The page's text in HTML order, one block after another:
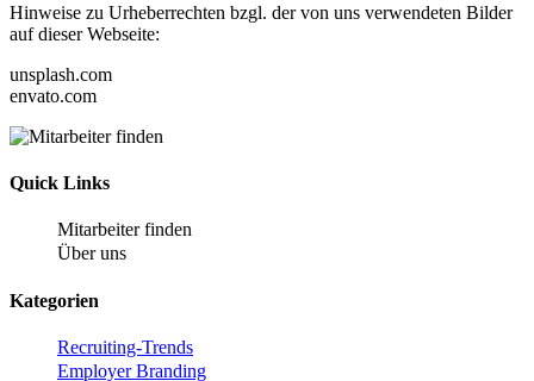
Hinweise zu Urheberrechten bzgl. der von uns verwendeten Bilder
auf dieser Webseite:
unsplash.com
envato.com
Quick Links
Mitarbeiter finden
Über uns
Kategorien
Recruiting-Trends
Employer Branding